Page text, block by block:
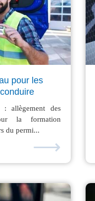
pour les
allègement des
la formation
du permi...
⟶